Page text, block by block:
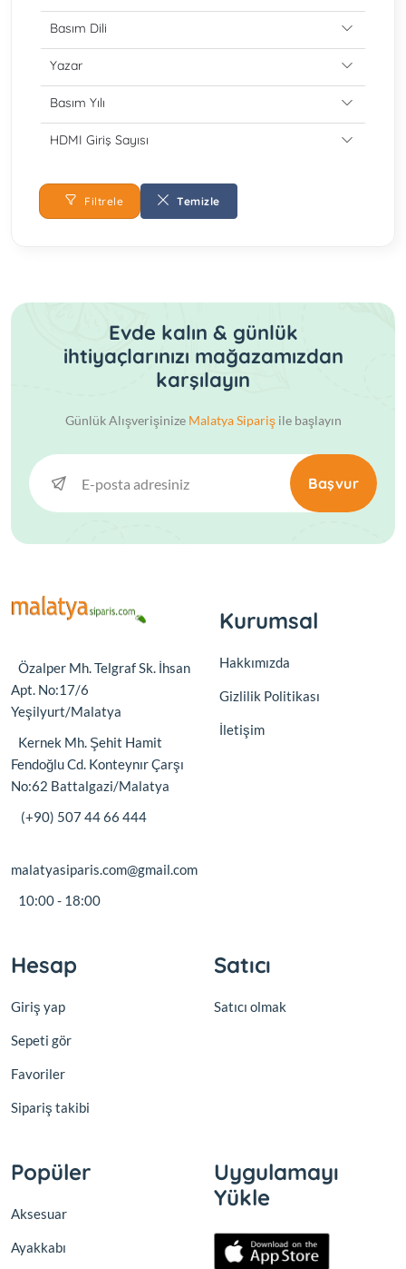
Basım Dili
Yazar
Basım Yılı
HDMI Giriş Sayısı
Filtrele Temizle
Evde kalın & günlük
ihtiyaçlarınızı mağazamızdan
karşılayın
Günlük Alışverişinize Malatya Siparişile başlayın
Başvur
Özalper Mh. Telgraf Sk. İhsan
Apt. No:17/6
Yeşilyurt/Malatya
Kernek Mh. Şehit Hamit
Fendoğlu Cd. Konteynır Çarşı
No:62 Battalgazi/Malatya
(+90) 507 44 66 444
malatyasiparis.com@gmail.com
10:00 - 18:00
Kurumsal
Hakkımızda
Gizlilik Politikası
İletişim
Hesap
Giriş yap
Sepeti gör
Favoriler
Sipariş takibi
Satıcı
Satıcı olmak
Popüler
Aksesuar
Ayakkabı
Uygulamayı
Yükle